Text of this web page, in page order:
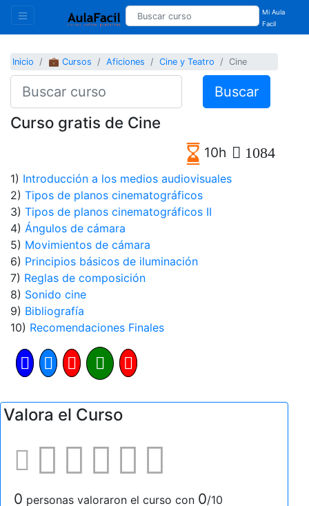
Mi Aula
Facil
Inicio 💼 Cursos Aficiones Cine y Teatro Cine
Buscar
Curso gratis de Cine
10h 1084
1) Introducción a los medios audiovisuales
2) Tipos de planos cinematográficos
3) Tipos de planos cinematográficos II
4) Ángulos de cámara
5) Movimientos de cámara
6) Principios básicos de iluminación
7) Reglas de composición
8) Sonido cine
9) Bibliografía
10) Recomendaciones Finales
Valora el Curso
0 personas valoraron el curso con 0/10